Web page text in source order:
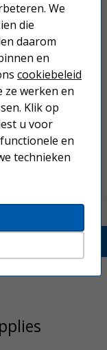
We
die
daarom
en
cookiebeleid
ze werken en
Klik op
u voor
en
technieken